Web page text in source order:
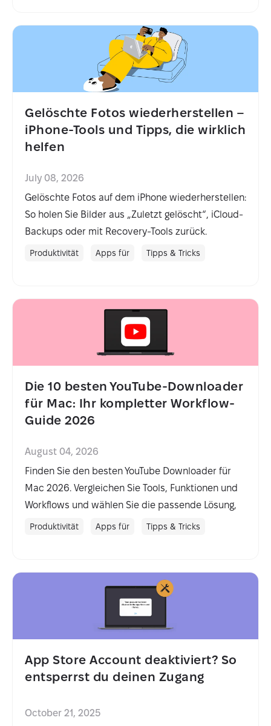
Gelöschte Fotos wiederherstellen –
iPhone-Tools und Tipps, die wirklich
helfen
July 08, 2026
Gelöschte Fotos auf dem iPhone wiederherstellen:
So holen Sie Bilder aus „Zuletzt gelöscht“, iCloud-
Backups oder mit Recovery-Tools zurück.
Produktivität Apps für Tipps & Tricks
Die 10 besten YouTube-Downloader
für Mac: Ihr kompletter Workflow-
Guide 2026
August 04, 2026
Finden Sie den besten YouTube Downloader für
Mac 2026. Vergleichen Sie Tools, Funktionen und
Workflows und wählen Sie die passende Lösung,
Produktivität Apps für Tipps & Tricks
App Store Account deaktiviert? So
entsperrst du deinen Zugang
October 21, 2025